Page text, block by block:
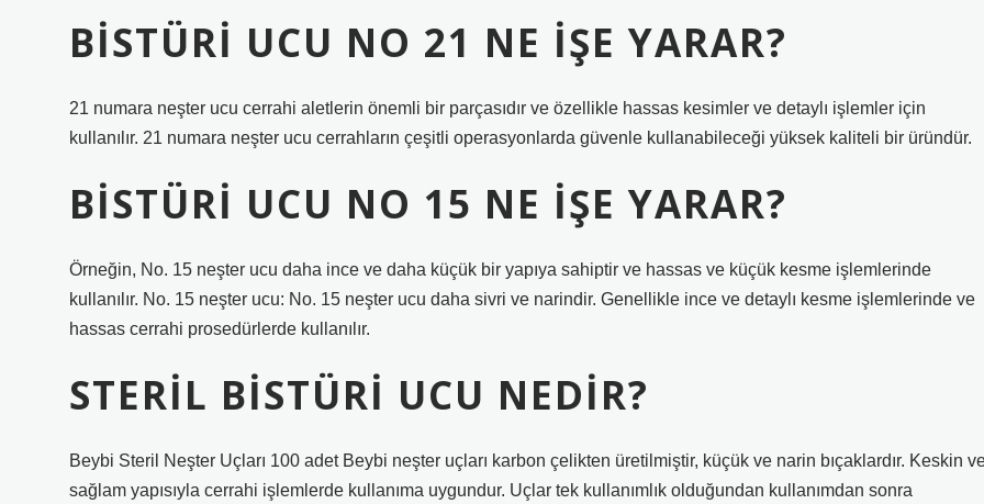
BISTÜRI UCU NO 21 NE IŞE YARAR?
21 numara neşter ucu cerrahi aletlerin önemli bir parçasıdır ve özellikle hassas kesimler ve detaylı işlemler için
kullanılır. 21 numara neşter ucu cerrahların çeşitli operasyonlarda güvenle kullanabileceği yüksek kaliteli bir üründür.
BISTÜRI UCU NO 15 NE IŞE YARAR?
Örneğin, No. 15 neşter ucu daha ince ve daha küçük bir yapıya sahiptir ve hassas ve küçük kesme işlemlerinde
kullanılır. No. 15 neşter ucu: No. 15 neşter ucu daha sivri ve narindir. Genellikle ince ve detaylı kesme işlemlerinde ve
hassas cerrahi prosedürlerde kullanılır.
STERIL BISTÜRI UCU NEDIR?
Beybi Steril Neşter Uçları 100 adet Beybi neşter uçları karbon çelikten üretilmiştir, küçük ve narin bıçaklardır. Keskin
sağlam yapısıyla cerrahi işlemlerde kullanıma uygundur. Uçlar tek kullanımlık olduğundan kullanımdan sonra